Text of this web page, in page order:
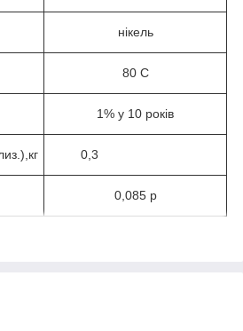
нікель
80 С
1% у 10 років
0,3
0,085 р